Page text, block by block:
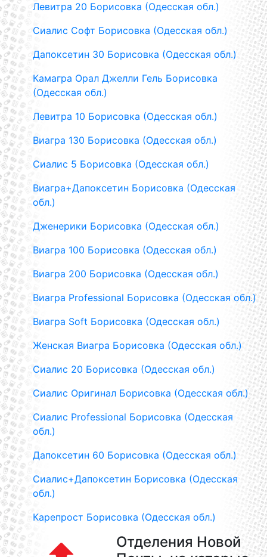
Левитра 20 Борисовка (Одесская обл.)
Сиалис Софт Борисовка (Одесская обл.)
Дапоксетин 30 Борисовка (Одесская обл.)
Камагра Орал Джелли Гель Борисовка
(Одесская обл.)
Левитра 10 Борисовка (Одесская обл.)
Виагра 130 Борисовка (Одесская обл.)
Сиалис 5 Борисовка (Одесская обл.)
Виагра+Дапоксетин Борисовка (Одесская
обл.)
Дженерики Борисовка (Одесская обл.)
Виагра 100 Борисовка (Одесская обл.)
Виагра 200 Борисовка (Одесская обл.)
Виагра Professional Борисовка (Одесская обл.)
Виагра Soft Борисовка (Одесская обл.)
Женская Виагра Борисовка (Одесская обл.)
Сиалис 20 Борисовка (Одесская обл.)
Сиалис Оригинал Борисовка (Одесская обл.)
Сиалис Professional Борисовка (Одесская
обл.)
Дапоксетин 60 Борисовка (Одесская обл.)
Сиалис+Дапоксетин Борисовка (Одесская
обл.)
Карепрост Борисовка (Одесская обл.)
Отделения Новой